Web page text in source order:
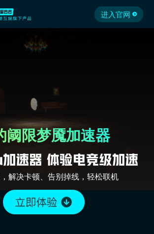
进入官网
阈限梦魇加速器
解决卡顿、告别掉线，轻松联机